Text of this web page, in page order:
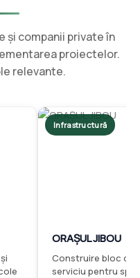
companii private în
proiectelor.
relevante.
Infrastructură
ORAȘUL JIBOU
Construire bloc de
serviciu pentru